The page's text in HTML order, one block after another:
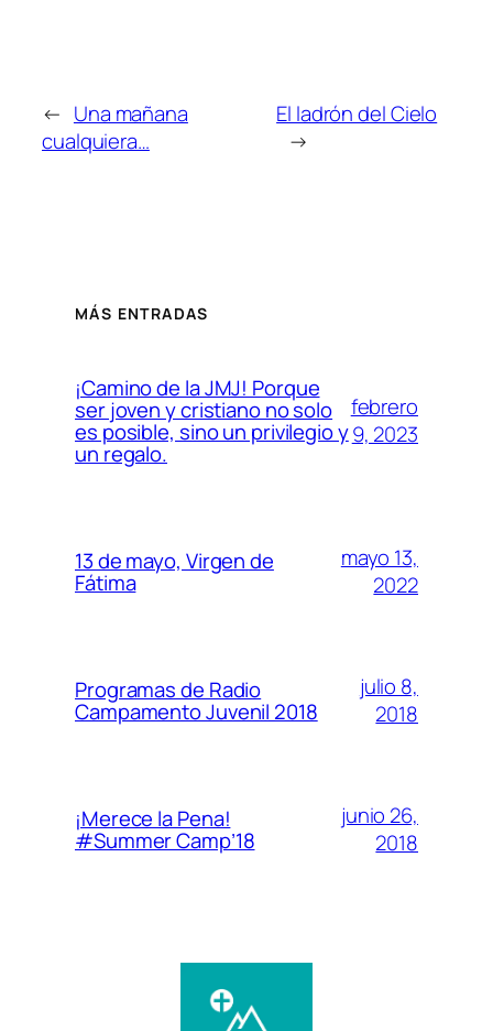
← Una mañana
cualquiera…
El ladrón del Cielo
→
MÁS ENTRADAS
¡Camino de la JMJ! Porque
ser joven y cristiano no solo
es posible, sino un privilegio y
un regalo.
febrero
9, 2023
13 de mayo, Virgen de
Fátima
mayo 13,
2022
Programas de Radio
Campamento Juvenil 2018
julio 8,
2018
¡Merece la Pena!
#Summer Camp’18
junio 26,
2018